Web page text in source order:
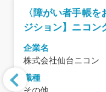
〈障がい者手帳
ジション】ニコン
ンポジション／
125日
企業名
株式会社仙台ニコン
職種
その他